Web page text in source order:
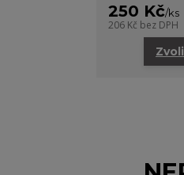
250 Kč/ks
206 Kč bez DPH